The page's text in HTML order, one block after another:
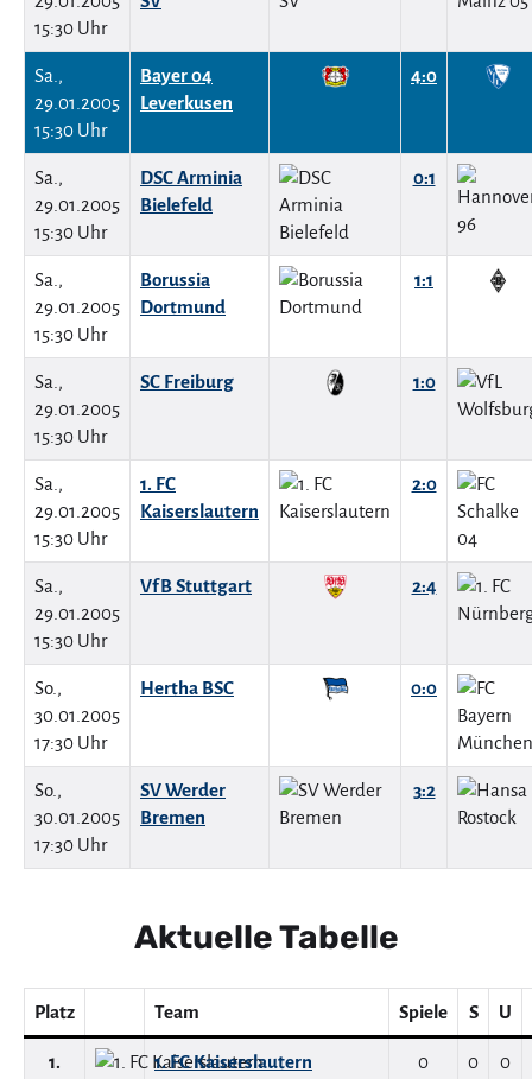
15:30 Uhr
Sa.,
29.01.2005
15:30 Uhr
Bayer 04
Leverkusen
4:0
Sa.,
29.01.2005
15:30 Uhr
DSC Arminia
Bielefeld
0:1
Sa.,
29.01.2005
15:30 Uhr
Borussia
Dortmund
1:1
Sa.,
29.01.2005
15:30 Uhr
SC Freiburg 1:0
Sa.,
29.01.2005
15:30 Uhr
1. FC
Kaiserslautern
2:0
Sa.,
29.01.2005
15:30 Uhr
VfB Stuttgart 2:4
So.,
30.01.2005
17:30 Uhr
Hertha BSC 0:0
So.,
30.01.2005
17:30 Uhr
SV Werder
Bremen
3:2
Aktuelle Tabelle
Platz Team Spiele S U
1. 1. FC Kaiserslautern 0 0 0